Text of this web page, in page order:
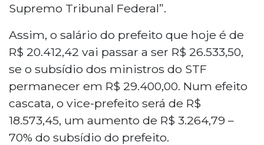
Supremo Tribunal Federal”.
Assim, o salário do prefeito que hoje é de
R$ 20.412,42 vai passar a ser R$ 26.533,50,
se o subsídio dos ministros do STF
permanecer em R$ 29.400,00. Num efeito
cascata, o vice-prefeito será de R$
18.573,45, um aumento de R$ 3.264,79 –
70% do subsídio do prefeito.